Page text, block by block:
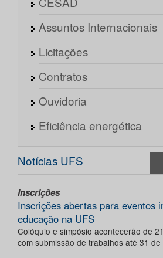
Assuntos Internacionais
Licitações
Contratos
Ouvidoria
Eficiência energética
Notícias UFS
Inscrições
Inscrições abertas para eventos
educação na UFS
Colóquio e simpósio acontecerão de
com submissão de trabalhos até 31 de